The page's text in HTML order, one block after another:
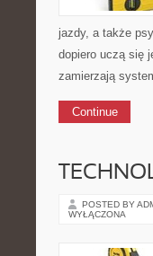
jazdy, a także
dopiero uczą się
zamierzają
Continue
POSTED BY
WYŁĄCZONA